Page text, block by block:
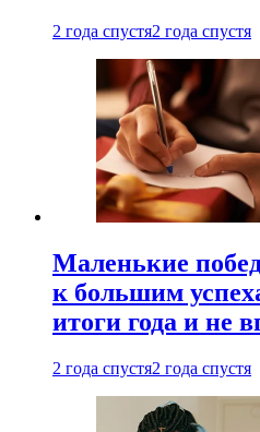
2 года спустя2 года спустя
Маленькие
к большим
итоги года и не
2 года спустя2 года спустя